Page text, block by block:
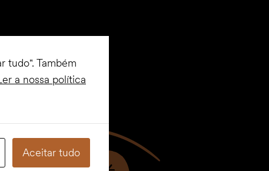
tudo". Também
a nossa política
Aceitar tudo